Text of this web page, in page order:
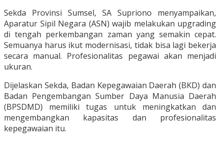
Sekda Provinsi Sumsel, SA Supriono menyampaikan,
Aparatur Sipil Negara (ASN) wajib melakukan upgrading
di tengah perkembangan zaman yang semakin cepat.
Semuanya harus ikut modernisasi, tidak bisa lagi bekerja
secara manual. Profesionalitas pegawai akan menjadi
ukuran.
Dijelaskan Sekda, Badan Kepegawaian Daerah (BKD) dan
Badan Pengembangan Sumber Daya Manusia Daerah
(BPSDMD) memiliki tugas untuk meningkatkan dan
mengembangkan kapasitas dan profesionalitas
kepegawaian itu.